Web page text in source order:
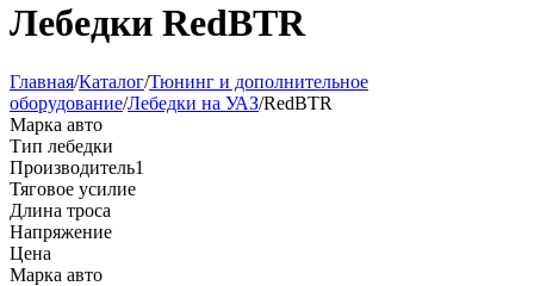
Лебедки RedBTR
Главная/Каталог/Тюнинг и дополнительное
оборудование/Лебедки на УАЗ/RedBTR
Марка авто
Тип лебедки
Производитель1
Тяговое усилие
Длина троса
Напряжение
Цена
Марка авто